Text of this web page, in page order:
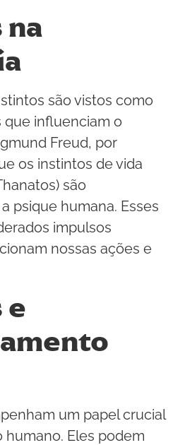
são vistos como
influenciam o
Freud, por
os instintos de vida
são
psique humana. Esses
impulsos
nossas ações e
e
um papel crucial
Eles podem